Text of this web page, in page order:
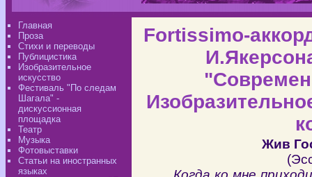
Главная
Проза
Стихи и переводы
Публицистика
Изобразительное
искусство
Фестиваль "По следам
Шагала" -
дискуссионная
площадка
Театр
Музыка
Фотовыставки
Статьи на иностранных
языках
Fortissimo-
Жив